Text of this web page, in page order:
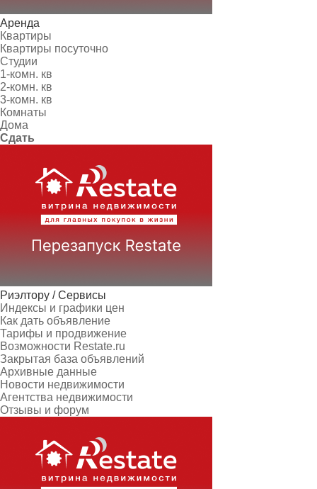
Аренда
Квартиры
Квартиры посуточно
Студии
1-комн. кв
2-комн. кв
3-комн. кв
Комнаты
Дома
Сдать
Риэлтору / Сервисы
Индексы и графики цен
Как дать объявление
Тарифы и продвижение
Возможности Restate.ru
Закрытая база объявлений
Архивные данные
Новости недвижимости
Агентства недвижимости
Отзывы и форум